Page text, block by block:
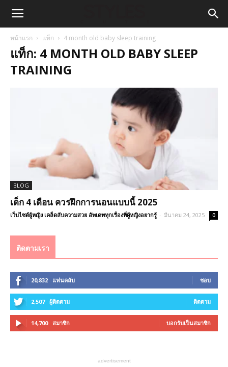
หน้าแรก แท็ก 4 month old baby sleep training
แท็ก: 4 MONTH OLD BABY SLEEP
TRAINING
BLOG
เด็ก 4 เดือน ควรฝึกการนอนแบบนี้ 2025
เว็บไซต์ผู้หญิง เคล็ดลับความสวย อัพเดททุกเรื่องที่ผู้หญิงอยากรู้ - มีนาคม 24, 2025 0
ติดตามเรา
20,832 แฟนคลับ ชอบ
2,507 ผู้ติดตาม ติดตาม
14,700 สมาชิก บอกรับเป็นสมาชิก
advertisement